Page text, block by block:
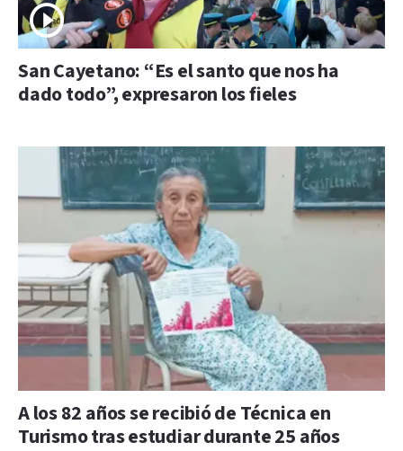
San Cayetano: “Es el santo que nos ha
dado todo”, expresaron los fieles
A los 82 años se recibió de Técnica en
Turismo tras estudiar durante 25 años